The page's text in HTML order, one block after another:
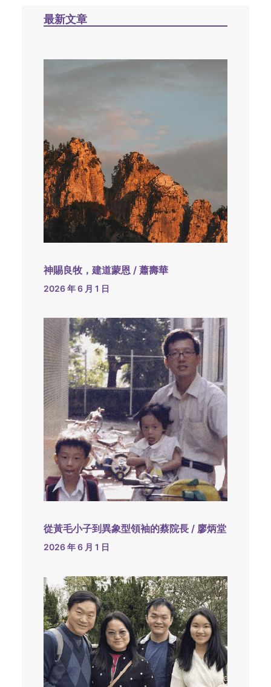
最新文章
神賜良牧，建道蒙恩 / 蕭壽華
2026 年 6 月 1 日
從黃毛小子到異象型領袖的蔡院長 / 廖炳堂
2026 年 6 月 1 日